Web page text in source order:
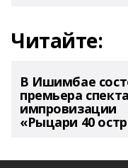
Читайте:
В Ишимбае
премьера
импровизации
«Рыцари 40